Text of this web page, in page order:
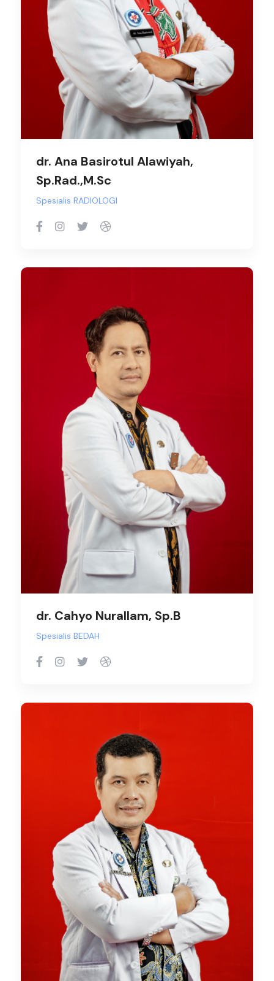
dr. Ana Basirotul Alawiyah,
Sp.Rad.,M.Sc
Spesialis RADIOLOGI
dr. Cahyo Nurallam, Sp.B
Spesialis BEDAH